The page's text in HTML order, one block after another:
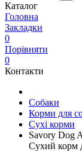
Каталог
Головна
Закладки
0
Порівняти
0
Контакти
Собаки
Корми для
Сухі корми
Savory Dog
Сухий корм